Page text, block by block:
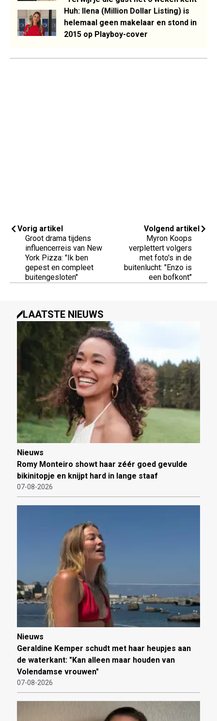
Huh: Ilena (Million Dollar Listing) is
helemaal geen makelaar en stond in
2015 op Playboy-cover
Vorig artikel
Groot drama tijdens
influencerreis van New
York Pizza: "Ik ben
gepest en compleet
buitengesloten"
Volgend artikel
Myron Koops
verplettert volgers
met foto's in de
buitenlucht: "Enzo is
een bofkont"
LAATSTE NIEUWS
Nieuws
Romy Monteiro showt haar zéér goed gevulde
bikinitopje en knijpt hard in lange staaf
07-08-2026
Nieuws
Geraldine Kemper schudt met haar heupjes aan
de waterkant: "Kan alleen maar houden van
Volendamse vrouwen"
07-08-2026